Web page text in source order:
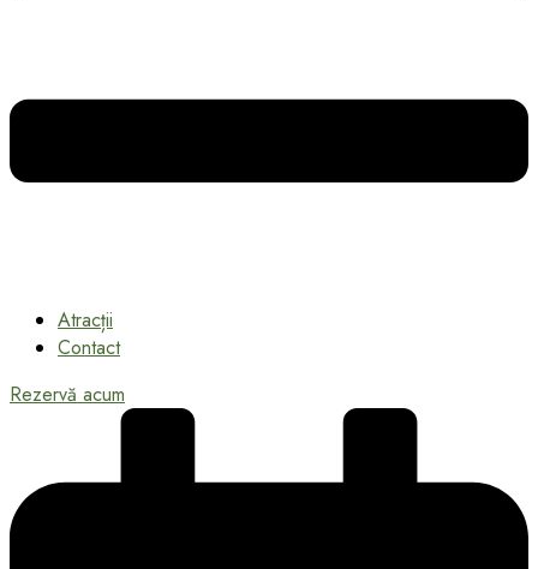
Atracții
Contact
Rezervă acum